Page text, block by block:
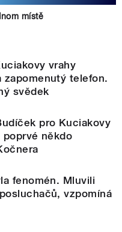
místě
vrahy
zapomenutý telefon.
svědek
pro Kuciakovy
poprvé někdo
fenomén. Mluvili
vzpomíná